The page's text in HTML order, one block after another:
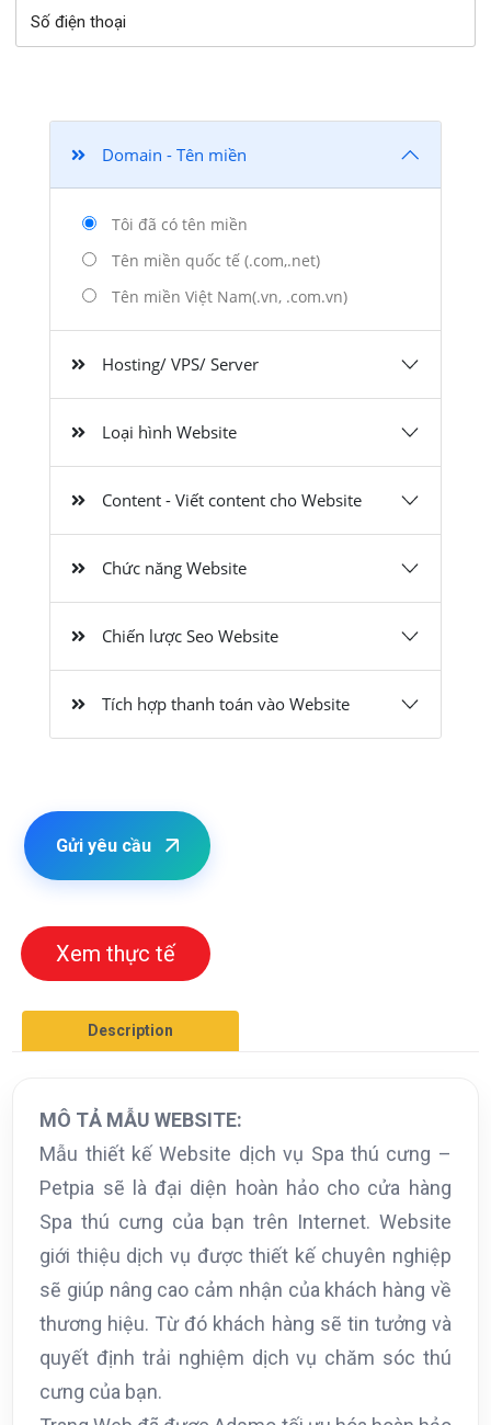
Domain - Tên miền
Tôi đã có tên miền
Tên miền quốc tế (.com,.net)
Tên miền Việt Nam(.vn, .com.vn)
Hosting/ VPS/ Server
Loại hình Website
Content - Viết content cho Website
Chức năng Website
Chiến lược Seo Website
Tích hợp thanh toán vào Website
Gửi yêu cầu
Xem thực tế
Description
MÔ TẢ MẪU WEBSITE:
Mẫu thiết kế Website dịch vụ Spa thú cưng –
Petpia sẽ là đại diện hoàn hảo cho cửa hàng
Spa thú cưng của bạn trên Internet. Website
giới thiệu dịch vụ được thiết kế chuyên nghiệp
sẽ giúp nâng cao cảm nhận của khách hàng về
thương hiệu. Từ đó khách hàng sẽ tin tưởng và
quyết định trải nghiệm dịch vụ chăm sóc thú
cưng của bạn.